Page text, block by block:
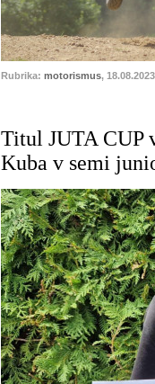
Rubrika: motorismus, 18.08.2023
Titul JUTA CUP
Kuba v semi